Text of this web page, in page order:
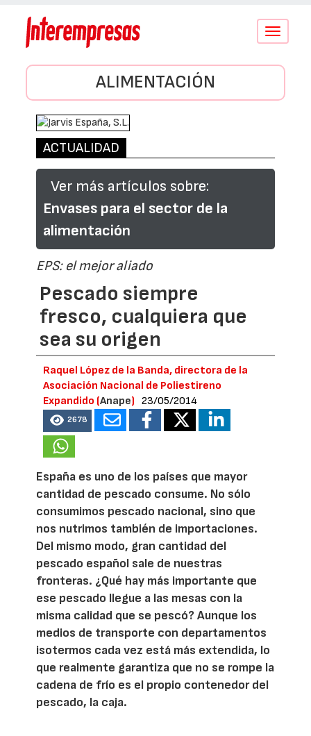
Conmutar
ALIMENTACIÓN
ACTUALIDAD
Ver más artículos sobre:
Envases para el sector de la
alimentación
EPS: el mejor aliado
Pescado siempre
fresco, cualquiera que
sea su origen
Raquel López de la Banda, directora de la
Asociación Nacional de Poliestireno
Expandido (Anape) 23/05/2014
2678
España es uno de los países que mayor
cantidad de pescado consume. No sólo
consumimos pescado nacional, sino que
nos nutrimos también de importaciones.
Del mismo modo, gran cantidad del
pescado español sale de nuestras
fronteras. ¿Qué hay más importante que
ese pescado llegue a las mesas con la
misma calidad que se pescó? Aunque los
medios de transporte con departamentos
isotermos cada vez está más extendida, lo
que realmente garantiza que no se rompe la
cadena de frío es el propio contenedor del
pescado, la caja.